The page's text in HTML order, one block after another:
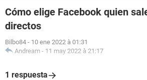
Cómo elige Facebook quien
directos
Bilbo84 - 10 ene 2022 à 01:31
Andream - 11 may 2022 à 21:17
1 respuesta